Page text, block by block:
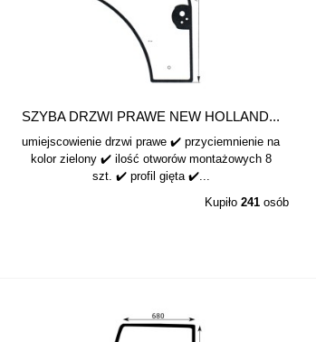
SZYBA DRZWI PRAWE NEW HOLLAND...
umiejscowienie drzwi prawe ✔️ przyciemnienie na
kolor zielony ✔️ ilość otworów montażowych 8
szt. ✔️ profil gięta ✔️...
Kupiło 241osób